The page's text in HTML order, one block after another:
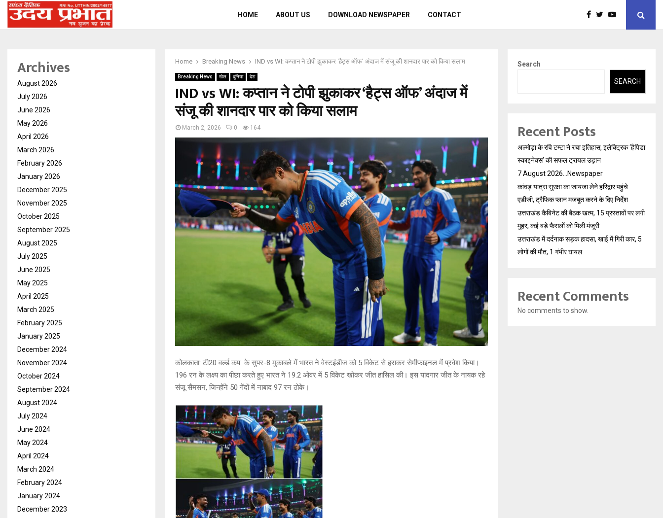
HOME ABOUT US DOWNLOAD NEWSPAPER CONTACT
Home Breaking News IND vs WI: कप्तान ने टोपी झुकाकर ‘हैट्स ऑफ’ अंदाज में संजू की शानदार पार को किया सलाम
Breaking News खेल दुनिया देश
IND vs WI: कप्तान ने टोपी झुकाकर ‘हैट्स ऑफ’ अंदाज में
संजू की शानदार पार को किया सलाम
March 2, 2026 0 164
कोलकाता: टी20 वर्ल्ड कप के सुपर-8 मुकाबले में भारत ने वेस्टइंडीज को 5 विकेट से हराकर सेमीफाइनल में प्रवेश किया।
196 रन के लक्ष्य का पीछा करते हुए भारत ने 19.2 ओवर में 5 विकेट खोकर जीत हासिल की। इस यादगार जीत के नायक रहे
संजू सैमसन, जिन्होंने 50 गेंदों में नाबाद 97 रन ठोके।
Archives
August 2026
July 2026
June 2026
May 2026
April 2026
March 2026
February 2026
January 2026
December 2025
November 2025
October 2025
September 2025
August 2025
July 2025
June 2025
May 2025
April 2025
March 2025
February 2025
January 2025
December 2024
November 2024
October 2024
September 2024
August 2024
July 2024
June 2024
May 2024
April 2024
March 2024
February 2024
January 2024
December 2023
Search
SEARCH
Recent Posts
अल्मोड़ा के रवि टम्टा ने रचा इतिहास, इलेक्ट्रिक ‘हैपिडा
स्काइनेक्स’ की सफल ट्रायल उड़ान
7 August 2026…Newspaper
कांवड़ यात्रा सुरक्षा का जायजा लेने हरिद्वार पहुंचे
एडीजी, ट्रैफिक प्लान मजबूत करने के दिए निर्देश
उत्तराखंड कैबिनेट की बैठक खत्म, 15 प्रस्तावों पर लगी
मुहर, कई बड़े फैसलों को मिली मंजूरी
उत्तराखंड में दर्दनाक सड़क हादसा, खाई में गिरी कार, 5
लोगों की मौत, 1 गंभीर घायल
Recent Comments
No comments to show.